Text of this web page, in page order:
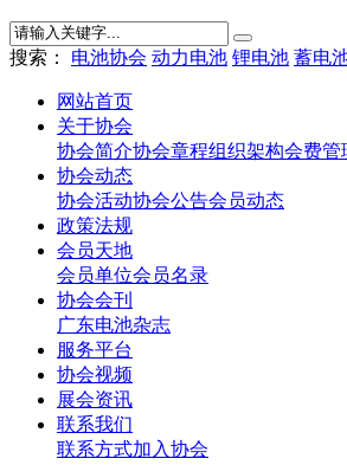
搜索： 电池协会 动力电池 锂电池 蓄电
网站首页
关于协会
协会简介协会章程组织架构会费管
协会动态
协会活动协会公告会员动态
政策法规
会员天地
会员单位会员名录
协会会刊
广东电池杂志
服务平台
协会视频
展会资讯
联系我们
联系方式加入协会